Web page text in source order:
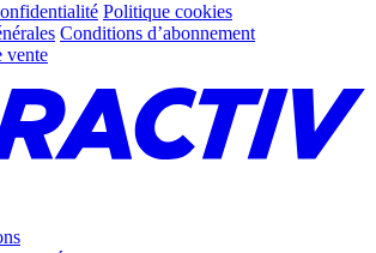
Politique cookies
Conditions d’abonnement
vente